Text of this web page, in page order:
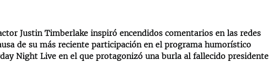
Justin Timberlake inspiró encendidos comentarios en las redes
de su más reciente participación en el programa humorístico
Night Live en el que protagonizó una burla al fallecido presidente